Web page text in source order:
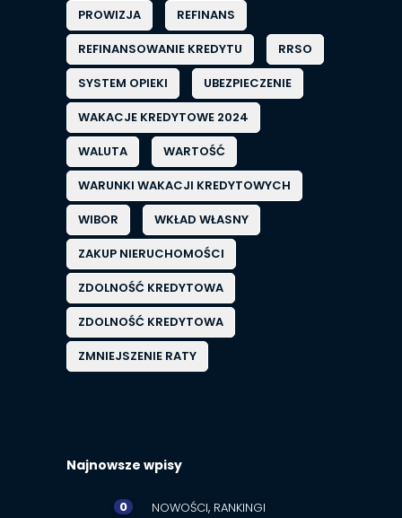
PROWIZJA
REFINANS
REFINANSOWANIE KREDYTU
RRSO
SYSTEM OPIEKI
UBEZPIECZENIE
WAKACJE KREDYTOWE 2024
WALUTA
WARTOŚĆ
WARUNKI WAKACJI KREDYTOWYCH
WIBOR
WKŁAD WŁASNY
ZAKUP NIERUCHOMOŚCI
ZDOLNOŚĆ KREDYTOWA
ZDOLNOŚĆ KREDYTOWA
ZMNIEJSZENIE RATY
Najnowsze wpisy
0 NOWOŚCI, RANKINGI